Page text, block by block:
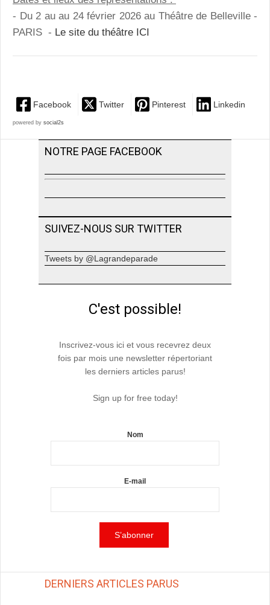
- Du 2 au au 24 février 2026 au Théâtre de Belleville -
PARIS - Le site du théâtre ICI
Facebook Twitter Pinterest Linkedin
powered by social2s
NOTRE PAGE FACEBOOK
SUIVEZ-NOUS SUR TWITTER
Tweets by @Lagrandeparade
C'est possible!
Inscrivez-vous ici et vous recevrez deux
fois par mois une newsletter répertoriant
les derniers articles parus!
Sign up for free today!
Nom
E-mail
DERNIERS ARTICLES PARUS